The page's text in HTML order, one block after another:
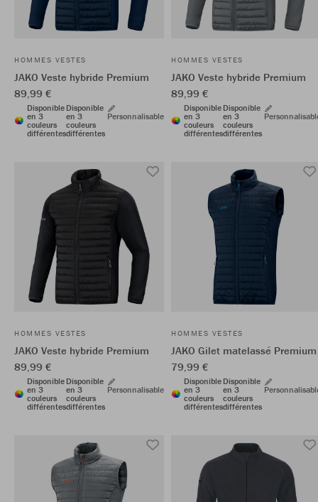
HOMMES VESTES
JAKO Veste hybride Premium
89,99 €
Disponible
en 3
couleurs
différentes
Disponible
en 3
couleurs
différentes
Personnalisable
HOMMES VESTES
JAKO Veste hybride Premium
89,99 €
Disponible
en 3
couleurs
différentes
Disponible
en 3
couleurs
différentes
HOMMES VESTES
JAKO Veste hybride Premium
89,99 €
Disponible
en 3
couleurs
différentes
Disponible
en 3
couleurs
différentes
Personnalisable
HOMMES VESTES
JAKO Gilet matelassé Premium
79,99 €
Disponible
en 3
couleurs
différentes
Disponible
en 3
couleurs
différentes